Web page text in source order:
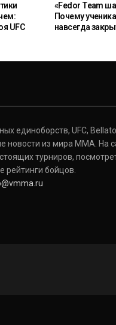
UFC
«Fedor Team
Почему
навсегда
единоборств, UFC,
новости из мира ММА. На
турниров,
бойцов.